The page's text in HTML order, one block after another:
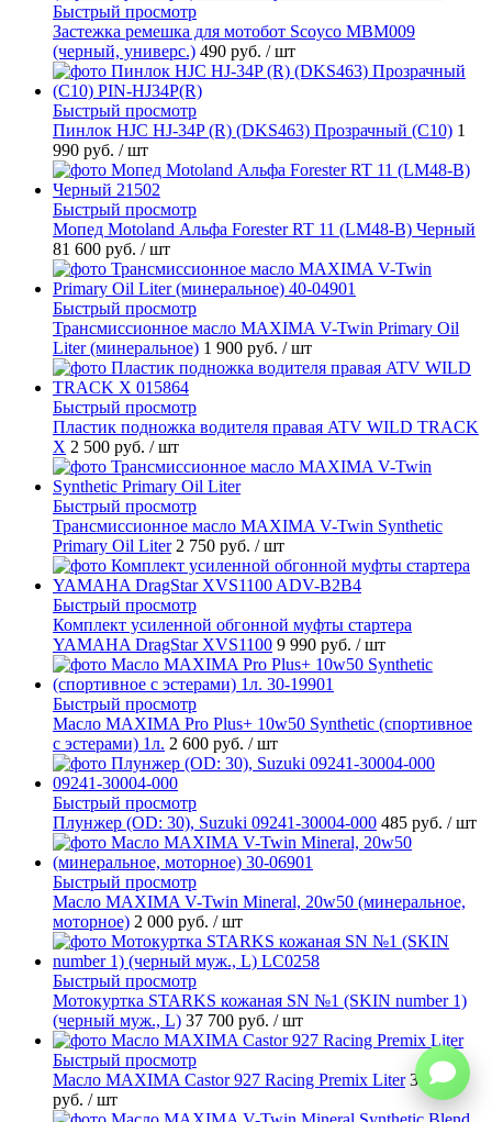
Быстрый просмотр
Застежка ремешка для мотобот Scoyco MBM009
(черный, универс.) 490 руб. / шт
Быстрый просмотр
Пинлок HJC HJ-34P (R) (DKS463) Прозрачный (C10) 1
990 руб. / шт
Быстрый просмотр
Мопед Motoland Альфа Forester RT 11 (LM48-B) Черный
81 600 руб. / шт
Быстрый просмотр
Трансмиссионное масло MAXIMA V-Twin Primary Oil
Liter (минеральное) 1 900 руб. / шт
Быстрый просмотр
Пластик подножка водителя правая ATV WILD TRACK
X 2 500 руб. / шт
Быстрый просмотр
Трансмиссионное масло MAXIMA V-Twin Synthetic
Primary Oil Liter 2 750 руб. / шт
Быстрый просмотр
Комплект усиленной обгонной муфты стартера
YAMAHA DragStar XVS1100 9 990 руб. / шт
Быстрый просмотр
Масло MAXIMA Pro Plus+ 10w50 Synthetic (спортивное
с эстерами) 1л. 2 600 руб. / шт
Быстрый просмотр
Плунжер (OD: 30), Suzuki 09241-30004-000 485 руб. / шт
Быстрый просмотр
Масло MAXIMA V-Twin Mineral, 20w50 (минеральное,
моторное) 2 000 руб. / шт
Быстрый просмотр
Мотокуртка STARKS кожаная SN №1 (SKIN number 1)
(черный муж., L) 37 700 руб. / шт
Быстрый просмотр
Масло MAXIMA Castor 927 Racing Premix Liter 3 650
руб. / шт